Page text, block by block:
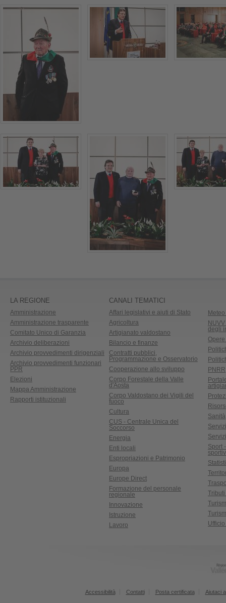
LA REGIONE
Amministrazione
Amministrazione trasparente
Comitato Unico di Garanzia
Archivio deliberazioni
Archivio provvedimenti dirigenziali
Archivio provvedimenti funzionari
PPR
Elezioni
Mappa Amministrazione
Rapporti istituzionali
CANALI TEMATICI
Affari legislativi e aiuti di Stato
Agricoltura
Artigianato valdostano
Bilancio e finanze
Contratti pubblici,
Programmazione e Osservatorio
Cooperazione allo sviluppo
Corpo Forestale della Valle
d'Aosta
Corpo Valdostano dei Vigili del
fuoco
Cultura
CUS - Centrale Unica del
Soccorso
Energia
Enti locali
Espropriazioni e Patrimonio
Europa
Europe Direct
Formazione del personale
regionale
Innovazione
Istruzione
Lavoro
degli
PNRR
Sanità
Sport
Accessibilità Contatti Posta certificata Aiutaci